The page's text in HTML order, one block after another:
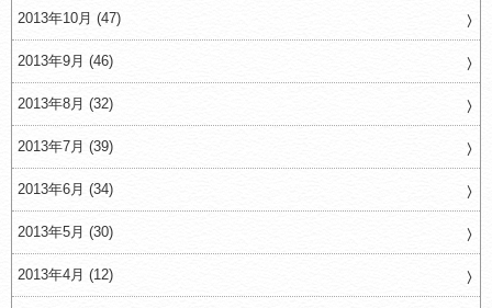
2013年10月 (47)
2013年9月 (46)
2013年8月 (32)
2013年7月 (39)
2013年6月 (34)
2013年5月 (30)
2013年4月 (12)